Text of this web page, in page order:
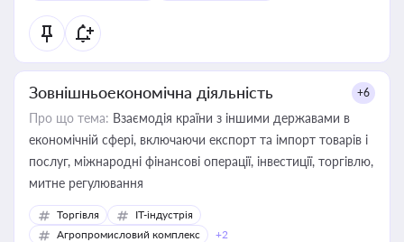
Зовнішньоекономічна діяльність +6
Про що тема: Взаємодія країни з іншими державами в
економічній сфері, включаючи експорт та імпорт товарів і
послуг, міжнародні фінансові операції, інвестиції, торгівлю,
митне регулювання
Торгівля
IT-індустрія
Агропромисловий комплекс
+2